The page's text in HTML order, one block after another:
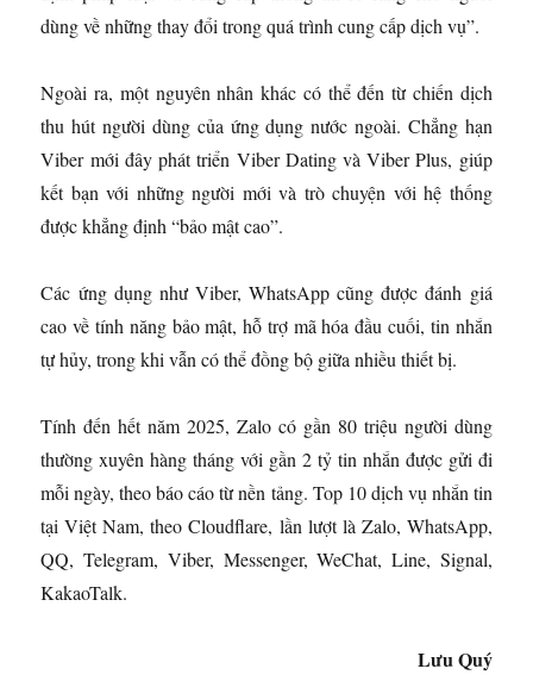
dùng về những thay đổi trong quá trình cung cấp dịch vụ”.
Ngoài ra, một nguyên nhân khác có thể đến từ chiến dịch
thu hút người dùng của ứng dụng nước ngoài. Chẳng hạn
Viber mới đây phát triển Viber Dating và Viber Plus, giúp
kết bạn với những người mới và trò chuyện với hệ thống
được khẳng định “bảo mật cao”.
Các ứng dụng như Viber, WhatsApp cũng được đánh giá
cao về tính năng bảo mật, hỗ trợ mã hóa đầu cuối, tin nhắn
tự hủy, trong khi vẫn có thể đồng bộ giữa nhiều thiết bị.
Tính đến hết năm 2025, Zalo có gần 80 triệu người dùng
thường xuyên hàng tháng với gần 2 tỷ tin nhắn được gửi đi
mỗi ngày, theo báo cáo từ nền tảng. Top 10 dịch vụ nhắn tin
tại Việt Nam, theo Cloudflare, lần lượt là Zalo, WhatsApp,
QQ, Telegram, Viber, Messenger, WeChat, Line, Signal,
KakaoTalk.
Lưu Quý